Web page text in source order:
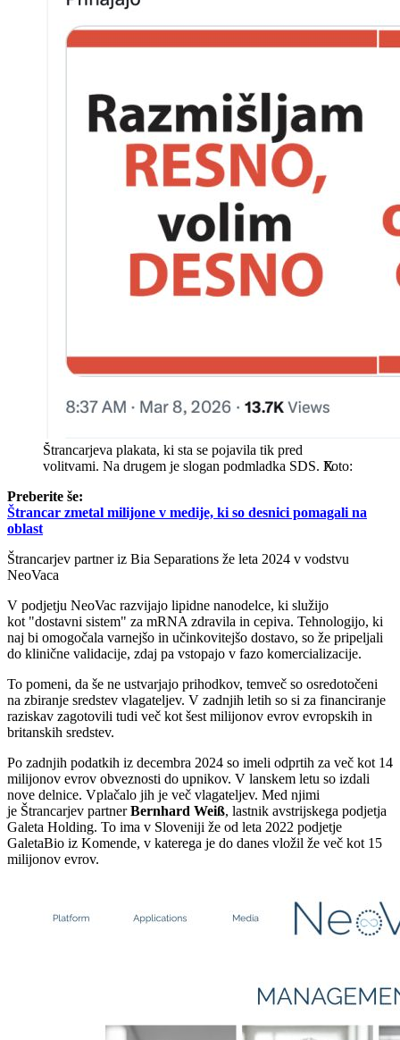
Štrancarjeva plakata, ki sta se pojavila tik pred
volitvami. Na drugem je slogan podmladka SDS. X
Preberite še:
Štrancar zmetal milijone v medije, ki so desnici pomagali na
oblast
Štrancarjev partner iz Bia Separations že leta 2024 v vodstvu
NeoVaca
V podjetju NeoVac razvijajo lipidne nanodelce, ki služijo
kot "dostavni sistem" za mRNA zdravila in cepiva. Tehnologijo, ki
naj bi omogočala varnejšo in učinkovitejšo dostavo, so že pripeljali
do klinične validacije, zdaj pa vstopajo v fazo komercializacije.
To pomeni, da še ne ustvarjajo prihodkov, temveč so osredotočeni
na zbiranje sredstev vlagateljev. V zadnjih letih so si za financiranje
raziskav zagotovili tudi več kot šest milijonov evrov evropskih in
britanskih sredstev.
Po zadnjih podatkih iz decembra 2024 so imeli odprtih za več kot 14
milijonov evrov obveznosti do upnikov. V lanskem letu so izdali
nove delnice. Vplačalo jih je več vlagateljev. Med njimi
je Štrancarjev partnerBernhard Weiß, lastnik avstrijskega podjetja
Galeta Holding. To ima v Sloveniji že od leta 2022 podjetje
GaletaBio iz Komende, v katerega je do danes vložil že več kot 15
milijonov evrov.